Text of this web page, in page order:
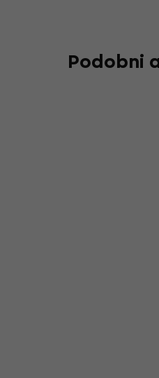
Podobni